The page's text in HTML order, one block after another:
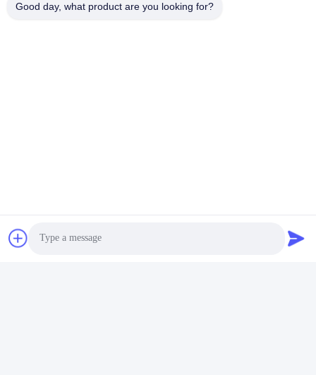
Good day, what product are you looking for?